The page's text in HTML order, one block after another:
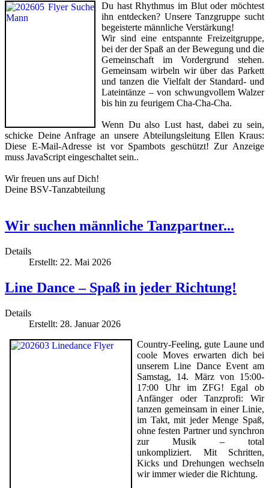
Du hast Rhythmus im Blut oder möchtest
ihn entdecken? Unsere Tanzgruppe sucht
begeisterte männliche Verstärkung!
Wir sind eine entspannte Freizeitgruppe,
bei der der Spaß an der Bewegung und die
Gemeinschaft im Vordergrund stehen.
Gemeinsam wirbeln wir über das Parkett
und tanzen die Vielfalt der Standard- und
Lateintänze – von schwungvollem Walzer
bis hin zu feurigem Cha-Cha-Cha.
Wenn Du also Lust hast, dabei zu sein,
schicke Deine Anfrage an unsere Abteilungsleitung Ellen Kraus:
Diese E-Mail-Adresse ist vor Spambots geschützt! Zur Anzeige
muss JavaScript eingeschaltet sein..
Wir freuen uns auf Dich!
Deine BSV-Tanzabteilung
Wir suchen männliche Tanzpartner...
Details
Erstellt: 22. Mai 2026
Line Dance – Spaß in jeder Richtung!
Details
Erstellt: 28. Januar 2026
Country-Feeling, gute Laune und
coole Moves erwarten dich bei
unserem Line Dance Event am
Samstag, 14. März von 15:00-
17:00 Uhr im ZFG! Egal ob
Anfänger oder Tanzprofi: Wir
tanzen gemeinsam in einer Linie,
im Takt, mit jeder Menge Spaß,
ohne festen Partner und synchron
zur Musik – total
unkompliziert. Mit Schritten,
Kicks und Drehungen wechseln
wir immer wieder die Richtung.